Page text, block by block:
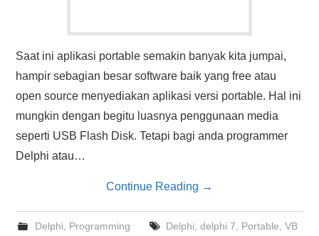
Saat ini aplikasi portable semakin banyak kita jumpai,
hampir sebagian besar software baik yang free atau
open source menyediakan aplikasi versi portable. Hal ini
mungkin dengan begitu luasnya penggunaan media
seperti USB Flash Disk. Tetapi bagi anda programmer
Delphi atau…
Continue Reading →
Delphi Programming Delphi delphi 7 Portable VB